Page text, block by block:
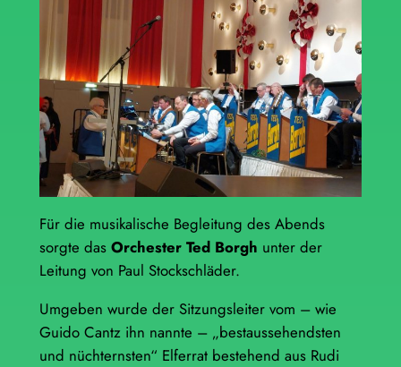
Für die musikalische Begleitung des Abends
sorgte das Orchester Ted Borgh unter der
Leitung von Paul Stockschläder.
Umgeben wurde der Sitzungsleiter vom – wie
Guido Cantz ihn nannte – „bestaussehendsten
und nüchternsten“ Elferrat bestehend aus Rudi